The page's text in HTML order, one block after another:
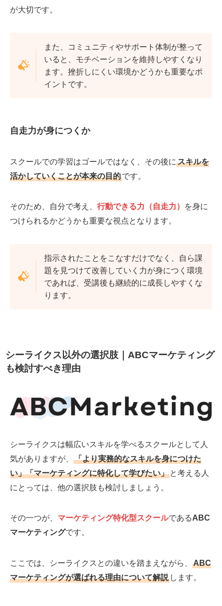
が大切です。
また、コミュニティやサポート体制が整って
いると、モチベーションを維持しやすくなり
ます。挫折しにくい環境かどうかも重要なポ
イントです。
自走力が身につくか
スクールでの学習はゴールではなく、その後に スキルを
活かしていくことが本来の目的です。
そのため、自分で考え、 行動できる力（自走力）
を身に
つけられるかどうかも重要な視点となります。
指示されたことをこなすだけでなく、自ら課
題を見つけて改善していく力が身につく環境
であれば、受講後も継続的に成長しやすくな
ります。
シーライクス以外の選択肢｜ABCマーケティング
も検討すべき理由
シーライクスは幅広いスキルを学べるスクールとして人
気がありますが、
「より実務的なスキルを身につけた
い」「マーケティングに特化して学びたい」 と考える人
にとっては、他の選択肢も検討しましょう。
その一つが、 マーケティング特化型スクールであるABC
マーケティングです。
ここでは、シーライクスとの違いを踏まえながら、
ABC
マーケティングが選ばれる理由について解説 します。